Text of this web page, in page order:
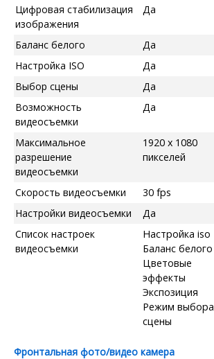
Цифровая стабилизация
изображения
Да
Баланс белого Да
Настройка ISO
Да
Выбор сцены
Да
Возможность
видеосъемки
Да
Максимальное
разрешение
видеосъемки
1920 x 1080
пикселей
Скорость видеосъемки 30 fps
Настройки видеосъемки
Да
Список настроек
видеосъемки
Настройка iso
Баланс белого
Цветовые
эффекты
Экспозиция
Режим выбора
сцены
Фронтальная фото/видео камера